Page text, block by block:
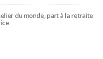
du monde, part à la retraite